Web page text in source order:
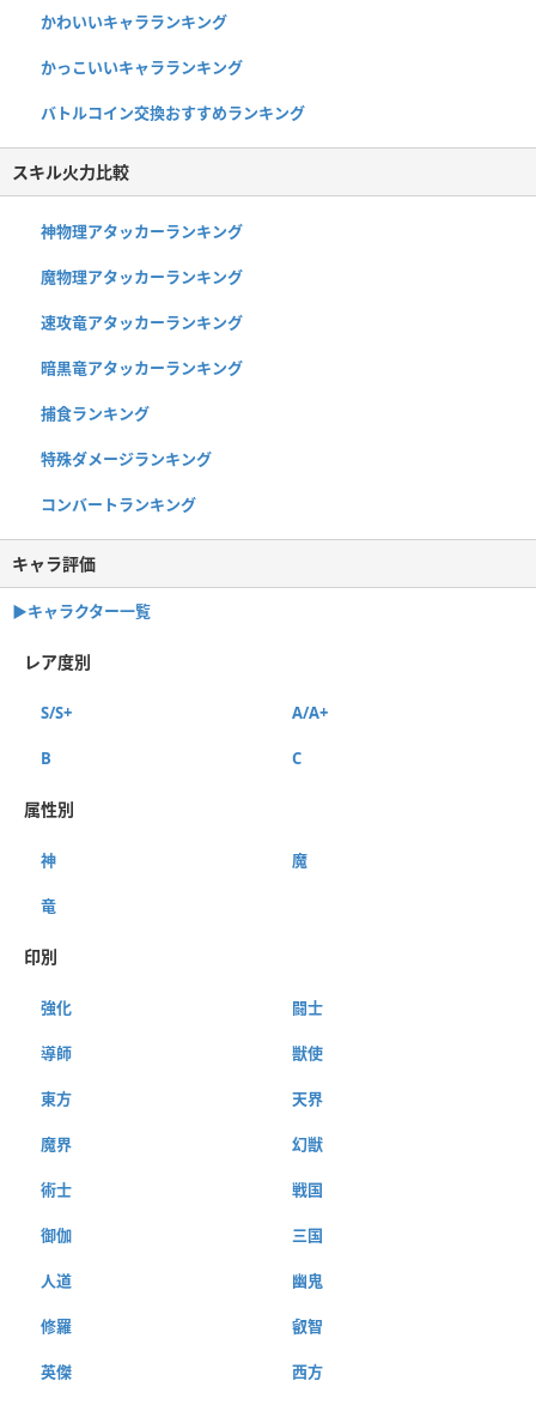
かわいいキャラランキング
かっこいいキャラランキング
バトルコイン交換おすすめランキング
スキル火力比較
神物理アタッカーランキング
魔物理アタッカーランキング
速攻竜アタッカーランキング
暗黒竜アタッカーランキング
捕食ランキング
特殊ダメージランキング
コンバートランキング
キャラ評価
▶︎キャラクター一覧
レア度別
S/S+ A/A+
B C
属性別
神 魔
竜
印別
強化 闘士
導師 獣使
東方 天界
魔界 幻獣
術士 戦国
御伽 三国
人道 幽鬼
修羅 叡智
英傑 西方